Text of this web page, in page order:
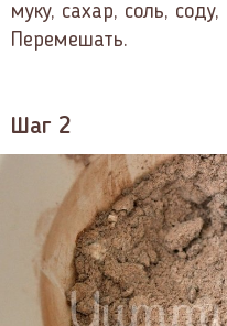
муку, сахар, соль,
Перемешать.
Шаг 2